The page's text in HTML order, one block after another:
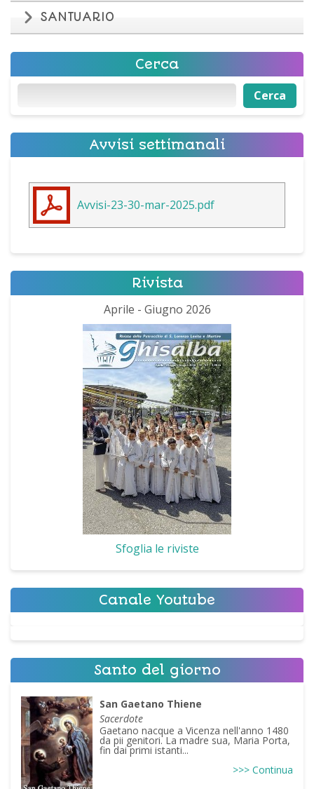
SANTUARIO
Cerca
Cerca Cerca
Avvisi settimanali
Avvisi-23-30-mar-2025.pdf
Rivista
Aprile - Giugno 2026
Sfoglia le riviste
Canale Youtube
Santo del giorno
San Gaetano Thiene
Sacerdote
Gaetano nacque a Vicenza nell'anno 1480
da pii genitori. La madre sua, Maria Porta,
fin dai primi istanti...
>>> Continua